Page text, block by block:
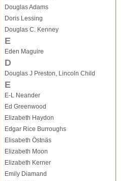
Douglas Adams
Doris Lessing
Douglas C. Kenney
E
Eden Maguire
D
Douglas J Preston, Lincoln Child
E
E-L Neander
Ed Greenwood
Elizabeth Haydon
Edgar Rice Burroughs
Elisabeth Östnäs
Elizabeth Moon
Elizabeth Kerner
Emily Diamand